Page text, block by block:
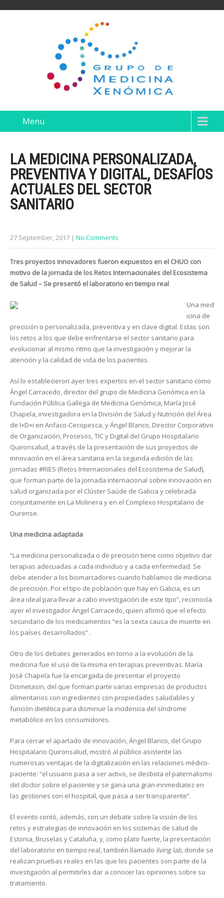
Menu
LA MEDICINA PERSONALIZADA,
PREVENTIVA Y DIGITAL, DESAFÍOS
ACTUALES DEL SECTOR
SANITARIO
27 September, 2017 | No Comments
Tres proyectos innovadores fueron expuestos en el CHUO con
motivo de la jornada de los Retos Internacionales del Ecosistema
de Salud – Se presentó el laboratorio en tiempo real
Una med
icina de
precisión o personalizada, preventiva y en clave digital. Estas son
los retos a los que debe enfrentarse el sector sanitario para
evolucionar al mismo ritmo que la investigación y mejorar la
atención y la calidad de vida de los pacientes.
Así lo establecieron ayer tres expertos en el sector sanitario como
Ángel Carracedo, director del grupo de Medicina Genómica en la
Fundación Pública Gallega de Medicina Genómica, María José
Chapela, investigadora en la División de Salud y Nutrición del Área
de I+D+i en Anfaco-Cecopesca, y Ángel Blanco, Director Corporativo
de Organización, Procesos, TIC y Digital del Grupo Hospitalario
Quironsalud, a través de la presentación de sus proyectos de
innovación en el área sanitaria en la segunda edición de las
jornadas #RIES (Retos Internacionales del Ecosistema de Salud),
que forman parte de la jornada internacional sobre innovación en
salud organizada por el Clúster Saúde de Galicia y celebrada
conjuntamente en La Molinera y en el Complexo Hospitalario de
Ourense.
Una medicina adaptada
“La medicina personalizada o de precisión tiene como objetivo dar
terapias adecuadas a cada individuo y a cada enfermedad. Se
debe atender a los biomarcadores cuando hablamos de medicina
de precisión. Por el tipo de población que hay en Galicia, es un
área ideal para llevar a cabo investigación de este tipo”, reconocía
ayer el investigador Ángel Carracedo, quien afirmó que el efecto
secundario de los medicamentos “es la sexta causa de muerte en
los países desarrollados” .
Otro de los debates generados en torno a la evolución de la
medicina fue el uso de la misma en terapias preventivas. María
José Chapela fue la encargada de presentar el proyecto
Dismetasin, del que forman parte varias empresas de productos
alimentarios con ingredientes con propiedades saludables y
función dietética para disminuir la incidencia del síndrome
metabólico en los consumidores.
Para cerrar el apartado de innovación, Ángel Blanco, del Grupo
Hospitalario Quironsalud, mostró al público asistente las
numerosas ventajas de la digitalización en las relaciones médico-
paciente: “el usuario pasa a ser activo, se desbota el paternalismo
del doctor sobre el paciente y se gana una gran innmediatez en
las gestiones con el hospital, que pasa a ser transparente”.
El evento contó, además, con un debate sobre la visión de los
retos y estrategias de innovación en los sistemas de salud de
Estonia, Bruselas y Cataluña, y, como plato fuerte, la presentación
del laboratorio en tiempo real, también llamado living lab, donde se
realizan pruebas reales en las que los pacientes son parte de la
investigación al permitirles dar a conocer las opiniones sobre su
tratamiento.